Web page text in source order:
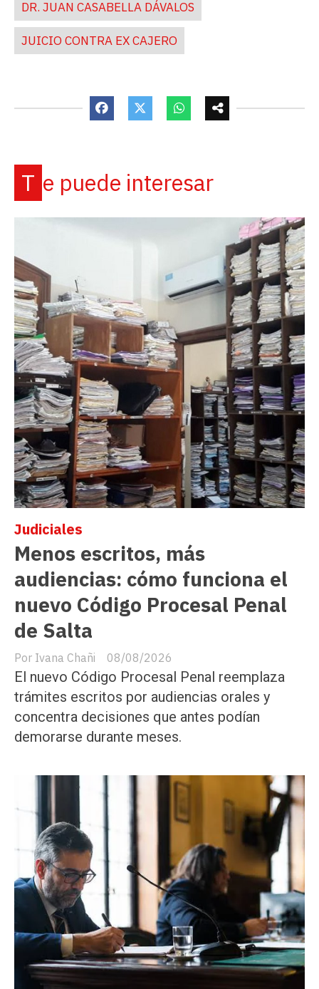
DR. JUAN CASABELLA DÁVALOS
JUICIO CONTRA EX CAJERO
Te puede interesar
Menos escritos, más
audiencias: cómo funciona el
nuevo Código Procesal Penal
de Salta
Ivana Chañi
Judiciales
08/08/2026
El nuevo Código Procesal Penal reemplaza
trámites escritos por audiencias orales y
concentra decisiones que antes podían
demorarse durante meses.